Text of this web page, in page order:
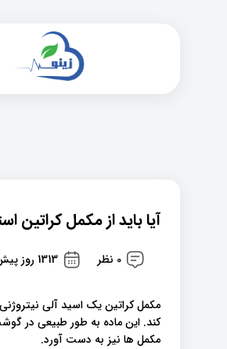
آیا باید از مکمل کراتین
0 نظر 1313 روز پیش
مکمل کراتین یک اسید آلی
کند. این ماده به طور طبیعی در
مکمل ها نیز به دست آورد.